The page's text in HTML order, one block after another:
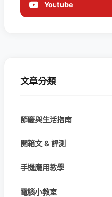
Youtube
文章分類
節慶與生活指南
開箱文 & 評測
手機應用教學
電腦小教室